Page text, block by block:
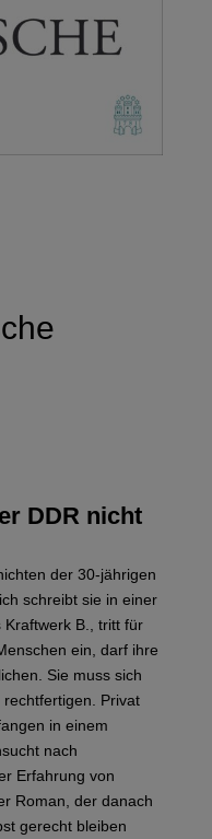
DDR nicht
der 30-jährigen
schreibt sie in einer
B., tritt für
ein, darf ihre
Sie muss sich
Privat
in einem
nach
Erfahrung von
Roman, der danach
gerecht bleiben